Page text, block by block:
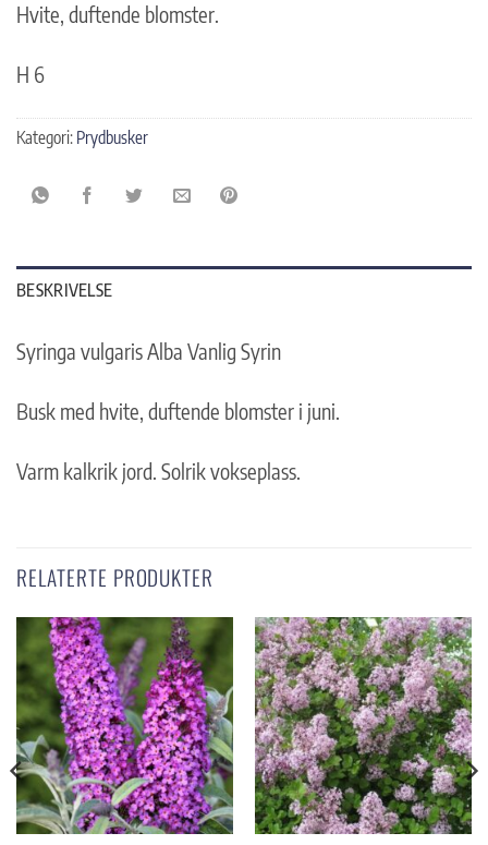
Hvite, duftende blomster.
H 6
Kategori: Prydbusker
BESKRIVELSE
Syringa vulgaris Alba Vanlig Syrin
Busk med hvite, duftende blomster i juni.
Varm kalkrik jord. Solrik vokseplass.
RELATERTE PRODUKTER